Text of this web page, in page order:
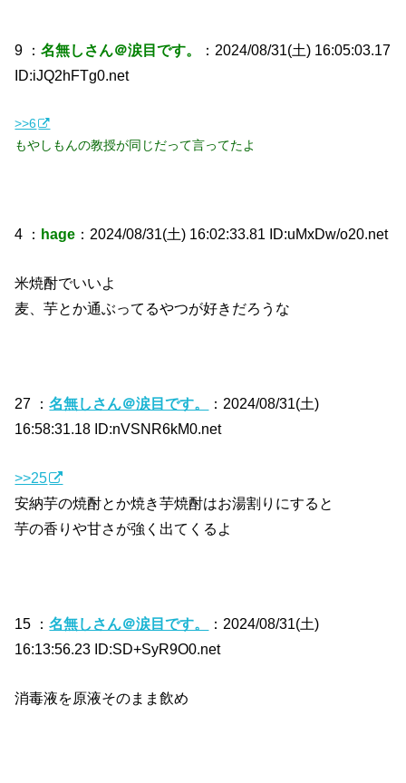
9 ：名無しさん＠涙目です。
：2024/08/31(土) 16:05:03.17
ID:iJQ2hFTg0.net
>>6
もやしもんの教授が同じだって言ってたよ
4 ： hage ：2024/08/31(土) 16:02:33.81 ID:uMxDw/o20.net
米焼酎でいいよ
麦、芋とか通ぶってるやつが好きだろうな
27 ：名無しさん＠涙目です。
：2024/08/31(土)
16:58:31.18 ID:nVSNR6kM0.net
>>25
安納芋の焼酎とか焼き芋焼酎はお湯割りにすると
芋の香りや甘さが強く出てくるよ
15 ：名無しさん＠涙目です。
：2024/08/31(土)
16:13:56.23 ID:SD+SyR9O0.net
消毒液を原液そのまま飲め